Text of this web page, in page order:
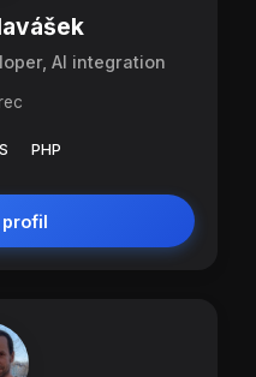
AI integration
PHP